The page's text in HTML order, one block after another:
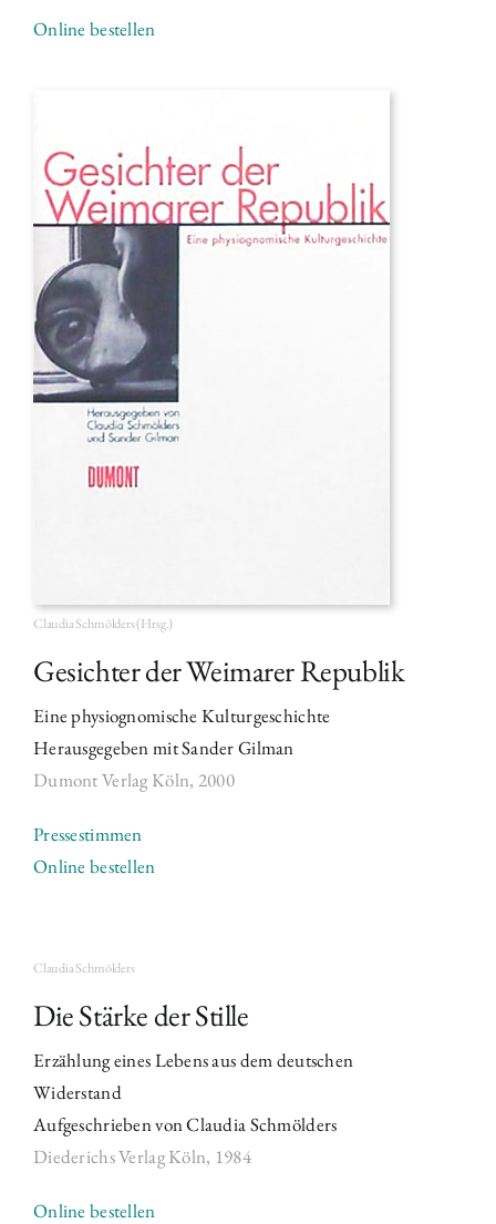
Online bestellen
Claudia Schmölders (Hrsg.)
Gesichter der Weimarer Republik
Eine physiognomische Kulturgeschichte
Herausgegeben mit Sander Gilman
Dumont Verlag Köln, 2000
Pressestimmen
Online bestellen
Claudia Schmölders
Die Stärke der Stille
Erzählung eines Lebens aus dem deutschen
Widerstand
Aufgeschrieben von Claudia Schmölders
Diederichs Verlag Köln, 1984
Online bestellen